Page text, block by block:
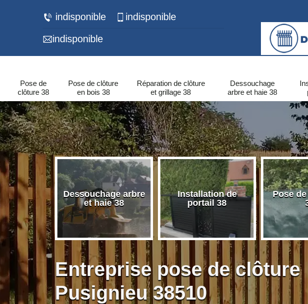
indisponible indisponible
indisponible
Pose de
clôture 38
Pose de clôture
en bois 38
Réparation de clôture
et grillage 38
Dessouchage
arbre et haie 38
murets
38
Dessouchage arbre
et haie 38
Installation de
portail 38
Pose
Entreprise pose de clôture
Pusignieu 38510